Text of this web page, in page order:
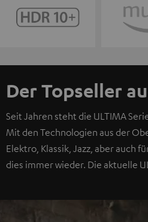
Der Topseller
Seit Jahren steht die ULTIMA
Mit den Technologien aus der
Elektro, Klassik, Jazz, aber auch
dies immer wieder. Die aktuelle